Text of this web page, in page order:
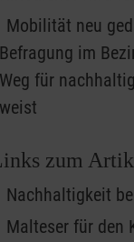
Mobilität neu
Befragung im
Weg für
weist
zum
Nachhaltigkeit
Malteser für den